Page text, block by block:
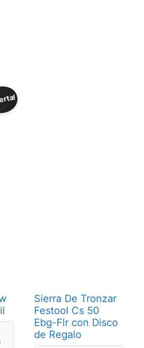
Sierra De Tronzar
Festool Cs 50
Ebg-Flr con Disco
de Regalo